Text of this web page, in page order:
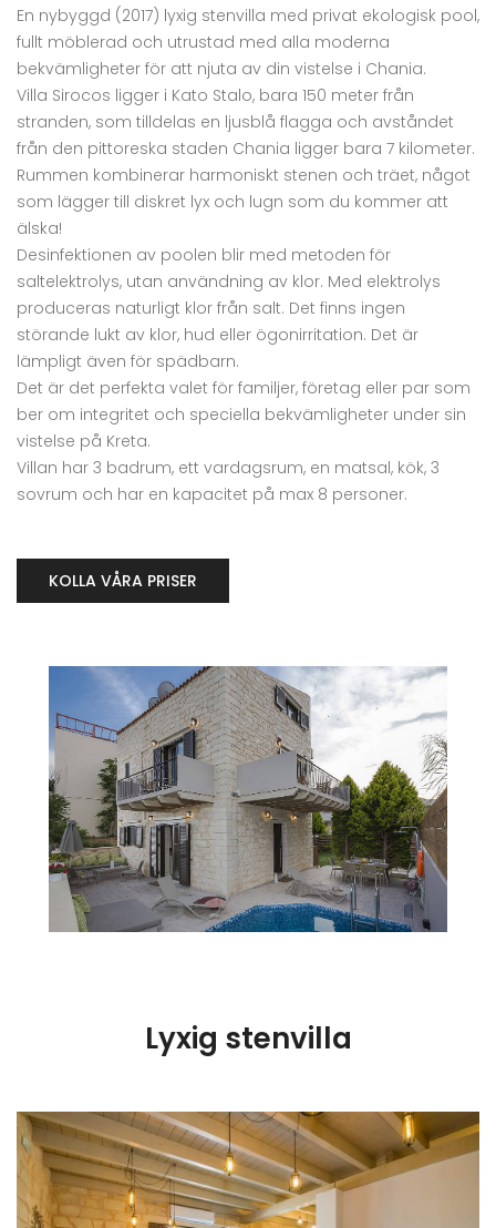
En nybyggd (2017) lyxig stenvilla med privat ekologisk pool,
fullt möblerad och utrustad med alla moderna
bekvämligheter för att njuta av din vistelse i Chania.
Villa Sirocos ligger i Kato Stalo, bara 150 meter från
stranden, som tilldelas en ljusblå flagga och avståndet
från den pittoreska staden Chania ligger bara 7 kilometer.
Rummen kombinerar harmoniskt stenen och träet, något
som lägger till diskret lyx och lugn som du kommer att
älska!
Desinfektionen av poolen blir med metoden för
saltelektrolys, utan användning av klor. Med elektrolys
produceras naturligt klor från salt. Det finns ingen
störande lukt av klor, hud eller ögonirritation. Det är
lämpligt även för spädbarn.
Det är det perfekta valet för familjer, företag eller par som
ber om integritet och speciella bekvämligheter under sin
vistelse på Kreta.
Villan har 3 badrum, ett vardagsrum, en matsal, kök, 3
sovrum och har en kapacitet på max 8 personer.
KOLLA VÅRA PRISER
Lyxig stenvilla